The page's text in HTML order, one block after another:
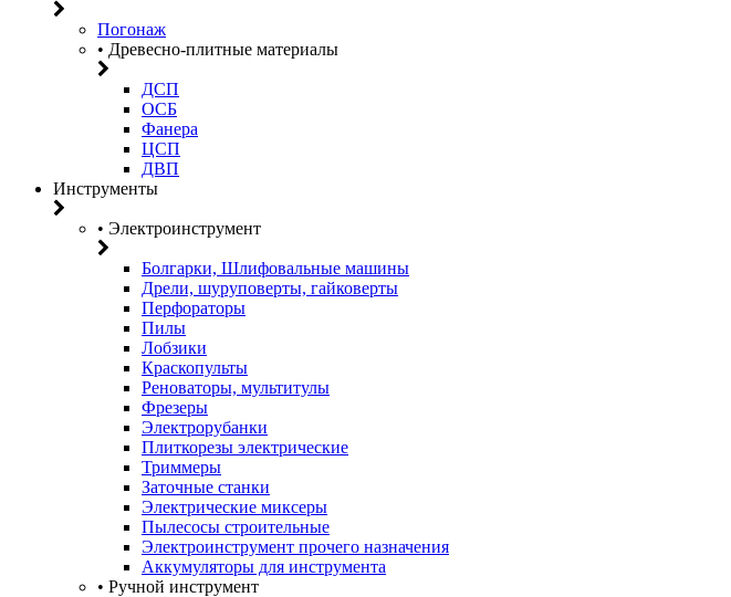
Погонаж
• Древесно-плитные материалы
ДСП
ОСБ
Фанера
ЦСП
ДВП
Инструменты
• Электроинструмент
Болгарки, Шлифовальные машины
Дрели, шуруповерты, гайковерты
Перфораторы
Пилы
Лобзики
Краскопульты
Реноваторы, мультитулы
Фрезеры
Электрорубанки
Плиткорезы электрические
Триммеры
Заточные станки
Электрические миксеры
Пылесосы строительные
Электроинструмент прочего назначения
Аккумуляторы для инструмента
• Ручной инструмент